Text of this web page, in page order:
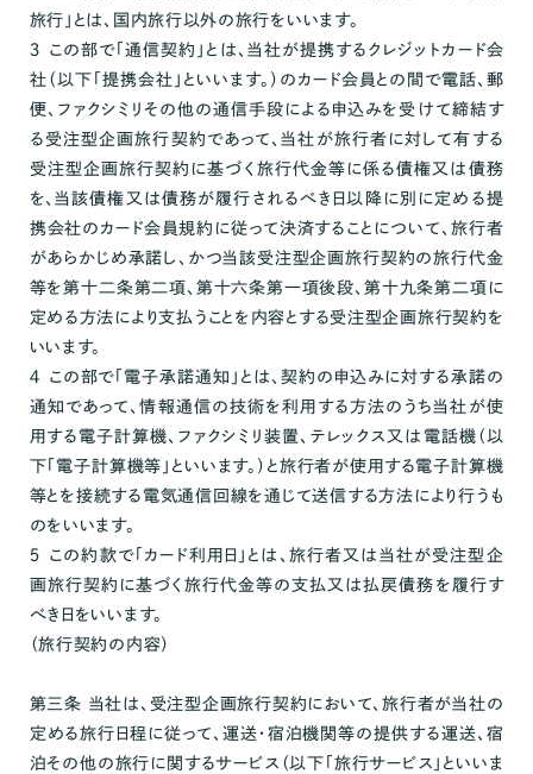
旅行」とは、国内旅行以外の旅行をいいます。
３ この部で「通信契約」とは、当社が提携するクレジットカード会
社（以下「提携会社」といいます。）のカード会員との間で電話、郵
便、ファクシミリその他の通信手段による申込みを受けて締結す
る受注型企画旅行契約であって、当社が旅行者に対して有する
受注型企画旅行契約に基づく旅行代金等に係る債権又は債務
を、当該債権又は債務が履行されるべき日以降に別に定める提
携会社のカード会員規約に従って決済することについて、旅行者
があらかじめ承諾し、かつ当該受注型企画旅行契約の旅行代金
等を第十二条第二項、第十六条第一項後段、第十九条第二項に
定める方法により支払うことを内容とする受注型企画旅行契約を
いいます。
４ この部で「電子承諾通知」とは、契約の申込みに対する承諾の
通知であって、情報通信の技術を利用する方法のうち当社が使
用する電子計算機、ファクシミリ装置、テレックス又は電話機（以
下「電子計算機等」といいます。）と旅行者が使用する電子計算機
等とを接続する電気通信回線を通じて送信する方法により行うも
のをいいます。
５ この約款で「カード利用日」とは、旅行者又は当社が受注型企
画旅行契約に基づく旅行代金等の支払又は払戻債務を履行す
べき日をいいます。
（旅行契約の内容）
第三条 当社は、受注型企画旅行契約において、旅行者が当社の
定める旅行日程に従って、運送・宿泊機関等の提供する運送、宿
泊その他の旅行に関するサービス（以下「旅行サービス」といいま